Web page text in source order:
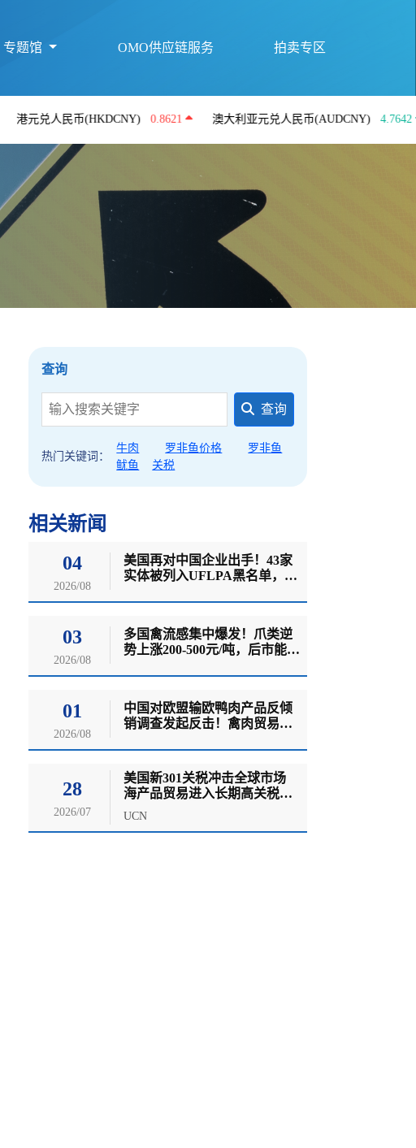
专题馆 OMO供应链服务 拍卖专区
民币(HKDCNY) 0.8621 澳大利亚元兑人民币(AUDCNY) 4.7642 英镑
查询
查询
热门关键词：
牛肉 罗非鱼价格
罗非鱼
鱿鱼
关税
相关新闻
04
2026/08
美国再对中国企业出手！43家
实体被列入UFLPA黑名单，8
03
2026/08
多国禽流感集中爆发！爪类逆
势上涨200-500元/吨，后市能否
01
2026/08
中国对欧盟输欧鸭肉产品反倾
销调查发起反击！禽肉贸易风
28
2026/07
美国新301关税冲击全球市场
海产品贸易进入长期高关税时
代
UCN